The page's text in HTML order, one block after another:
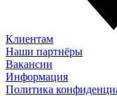
Клиентам
Наши партнёры
Вакансии
Информация
Политика